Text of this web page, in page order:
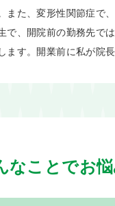
また、変形性関節症で
で、開院前の勤務先で
ます。開業前に私が院
なことでお